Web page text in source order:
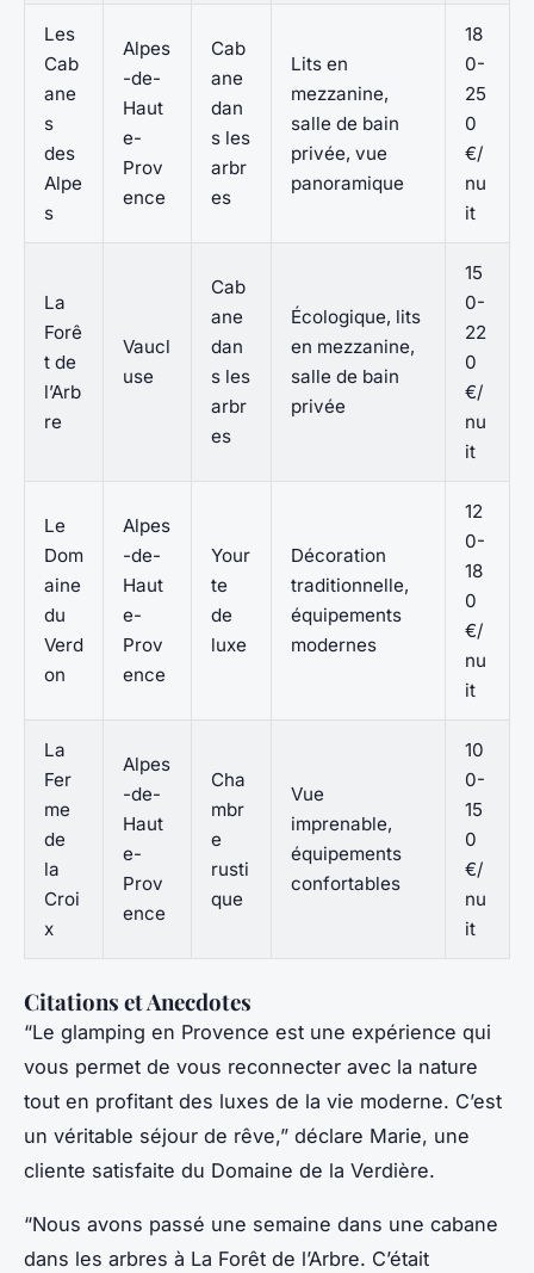
Les
Cab
ane
s
des
Alpe
s
Alpes
-de-
Haut
e-
Prov
ence
Cab
ane
dan
s les
arbr
es
Lits en
mezzanine,
salle de bain
privée, vue
panoramique
18
0-
25
0
€/
nu
it
La
Forê
t de
l’Arb
re
Vaucl
use
Cab
ane
dan
s les
arbr
es
Écologique, lits
en mezzanine,
salle de bain
privée
15
0-
22
0
€/
nu
it
Le
Dom
aine
du
Verd
on
Alpes
-de-
Haut
e-
Prov
ence
Your
te
de
luxe
Décoration
traditionnelle,
équipements
modernes
12
0-
18
0
€/
nu
it
La
Fer
me
de
la
Croi
x
Alpes
-de-
Haut
e-
Prov
ence
Cha
mbr
e
rusti
que
Vue
imprenable,
équipements
confortables
10
0-
15
0
€/
nu
it
Citations et Anecdotes
“Le glamping en Provence est une expérience qui
vous permet de vous reconnecter avec la nature
tout en profitant des luxes de la vie moderne. C’est
un véritable séjour de rêve,” déclare Marie, une
cliente satisfaite du Domaine de la Verdière.
“Nous avons passé une semaine dans une cabane
dans les arbres à La Forêt de l’Arbre. C’était